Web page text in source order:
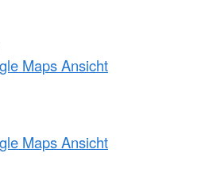
Maps Ansicht
Maps Ansicht